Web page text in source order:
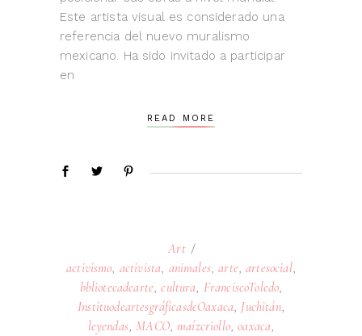
Este artista visual es considerado una
referencia del nuevo muralismo
mexicano. Ha sido invitado a participar
en
READ MORE
Art
activismo, activista, animales,arte,artesocial,
bbliotecadearte,cultura, FranciscoToledo,
InstituodeartesgráficasdeOaxaca, Juchitán,
leyendas, MACO, maízcriollo,oaxaca,